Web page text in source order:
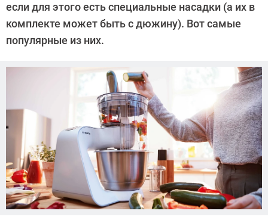
если для этого есть специальные насадки (а их в
комплекте может быть с дюжину). Вот самые
популярные из них.